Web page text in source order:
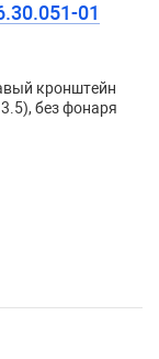
01
кронштейн
без фонаря